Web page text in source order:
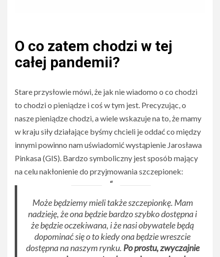
O co zatem chodzi w tej
całej pandemii?
Stare przysłowie mówi, że jak nie wiadomo o co chodzi
to chodzi o pieniądze i coś w tym jest. Precyzując, o
nasze pieniądze chodzi, a wiele wskazuje na to, że mamy
w kraju siły działające byśmy chcieli je oddać co między
innymi powinno nam uświadomić wystąpienie Jarosława
Pinkasa (GIS). Bardzo symboliczny jest sposób mający
na celu nakłonienie do przyjmowania szczepionek:
Może będziemy mieli także szczepionkę. Mam
nadzieję, że ona będzie bardzo szybko dostępna i
że będzie oczekiwana, i że nasi obywatele będą
dopominać się o to kiedy ona będzie wreszcie
dostępna na naszym rynku. Po prostu, zwyczajnie